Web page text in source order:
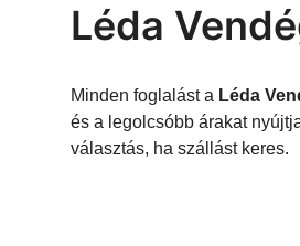
Szállások a Balatonon
Szállások Hajdúszoboszlón
Léda
Minden foglalást a Léda
és a legolcsóbb árakat
választás, ha szállást keres.